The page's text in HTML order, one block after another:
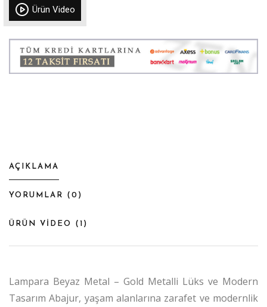
Ürün Video
AÇIKLAMA
YORUMLAR ( 0 )
ÜRÜN VİDEO ( 1 )
Lampara Beyaz Metal – Gold Metalli Lüks ve Modern
Tasarım Abajur, yaşam alanlarına zarafet ve modernlik